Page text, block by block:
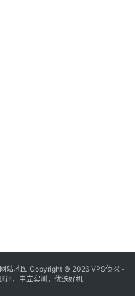
网站地图 Copyright © 2026 VPS侦探 -
评，中立实测，优选好机